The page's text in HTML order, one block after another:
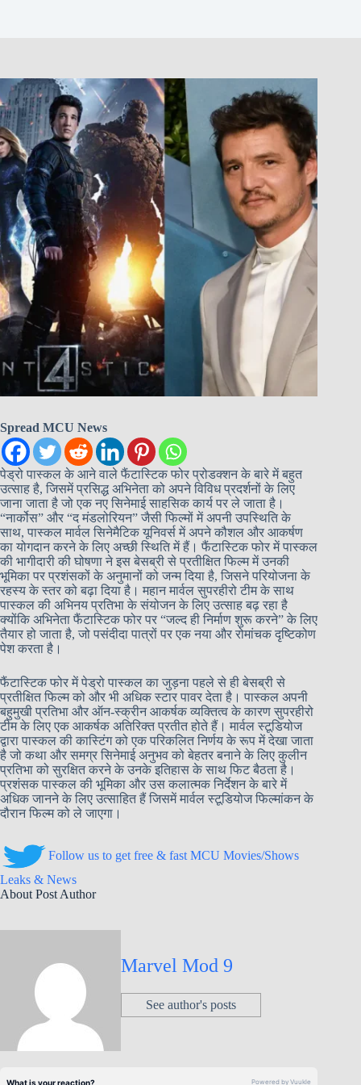
Spread MCU News
पेड्रो पास्कल के आने वाले फैंटास्टिक फोर प्रोडक्शन के बारे में बहुत
उत्साह है, जिसमें प्रसिद्ध अभिनेता को अपने विविध प्रदर्शनों के लिए
जाना जाता है जो एक नए सिनेमाई साहसिक कार्य पर ले जाता है।
“नार्कोस” और “द मंडलोरियन” जैसी फिल्मों में अपनी उपस्थिति के
साथ, पास्कल मार्वल सिनेमैटिक यूनिवर्स में अपने कौशल और आकर्षण
का योगदान करने के लिए अच्छी स्थिति में हैं। फैंटास्टिक फोर में पास्कल
की भागीदारी की घोषणा ने इस बेसब्री से प्रतीक्षित फिल्म में उनकी
भूमिका पर प्रशंसकों के अनुमानों को जन्म दिया है, जिसने परियोजना के
रहस्य के स्तर को बढ़ा दिया है। महान मार्वल सुपरहीरो टीम के साथ
पास्कल की अभिनय प्रतिभा के संयोजन के लिए उत्साह बढ़ रहा है
क्योंकि अभिनेता फैंटास्टिक फोर पर “जल्द ही निर्माण शुरू करने” के लिए
तैयार हो जाता है, जो पसंदीदा पात्रों पर एक नया और रोमांचक दृष्टिकोण
पेश करता है।
फैंटास्टिक फोर में पेड्रो पास्कल का जुड़ना पहले से ही बेसब्री से
प्रतीक्षित फिल्म को और भी अधिक स्टार पावर देता है। पास्कल अपनी
बहुमुखी प्रतिभा और ऑन-स्क्रीन आकर्षक व्यक्तित्व के कारण सुपरहीरो
टीम के लिए एक आकर्षक अतिरिक्त प्रतीत होते हैं। मार्वल स्टूडियोज
द्वारा पास्कल की कास्टिंग को एक परिकलित निर्णय के रूप में देखा जाता
है जो कथा और समग्र सिनेमाई अनुभव को बेहतर बनाने के लिए कुलीन
प्रतिभा को सुरक्षित करने के उनके इतिहास के साथ फिट बैठता है।
प्रशंसक पास्कल की भूमिका और उस कलात्मक निर्देशन के बारे में
अधिक जानने के लिए उत्साहित हैं जिसमें मार्वल स्टूडियोज फिल्मांकन के
दौरान फिल्म को ले जाएगा।
Follow us to get free & fast MCU Movies/Shows
Leaks & News
About Post Author
Marvel Mod 9
See author's posts